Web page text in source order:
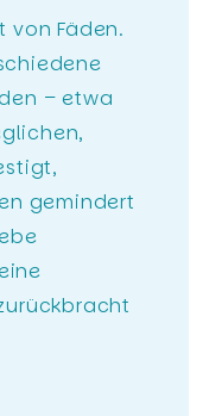
von Fäden.
– etwa
gemindert